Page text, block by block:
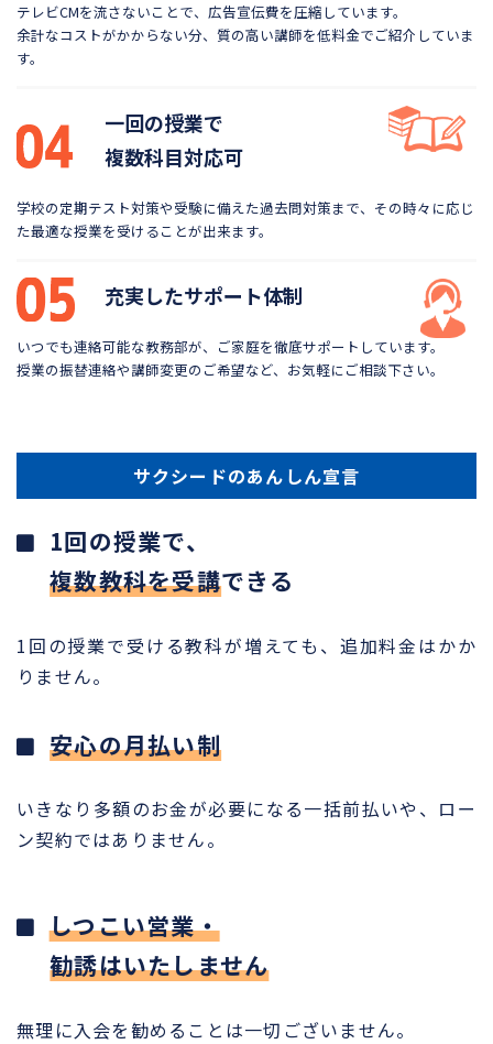
テレビCMを流さないことで、広告宣伝費を圧縮しています。
余計なコストがかからない分、質の高い講師を低料金でご紹介していま
す。
一回の授業で
複数科目対応可
学校の定期テスト対策や受験に備えた過去問対策まで、 その時々に応じ
た最適な授業を受けることが出来ます。
充実したサポート体制
いつでも連絡可能な教務部が、ご家庭を徹底サポートしています。
授業の振替連絡や講師変更のご希望など、お気軽にご相談下さい。
サクシードのあんしん宣言
1回の授業で、
複数教科を受講できる
1回の授業で受ける教科が増えても、追加料金はかか
りません。
安心の月払い制
いきなり多額のお金が必要になる一括前払いや、ロー
ン契約ではありません。
しつこい営業・
勧誘はいたしません
無理に入会を勧めることは一切ございません。